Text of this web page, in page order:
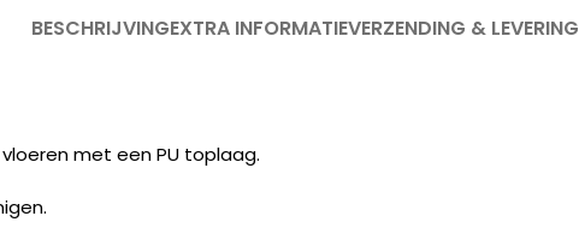
BESCHRIJVINGEXTRA INFORMATIEVERZENDING & LEVERING
met een PU toplaag.